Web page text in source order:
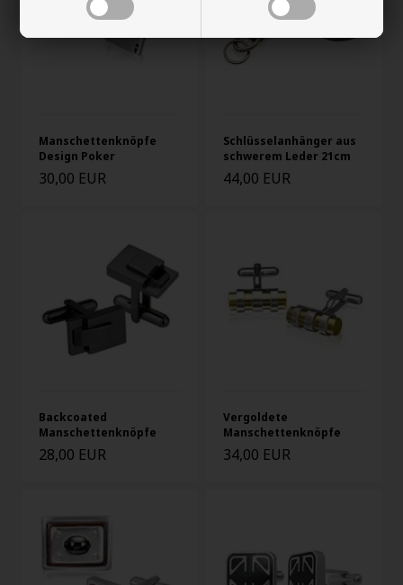
Manschettenknöpfe
Design Poker
30,00 EUR
Schlüsselanhänger aus
schwerem Leder 21cm
44,00 EUR
Backcoated
Manschettenknöpfe
28,00 EUR
Vergoldete
Manschettenknöpfe
34,00 EUR